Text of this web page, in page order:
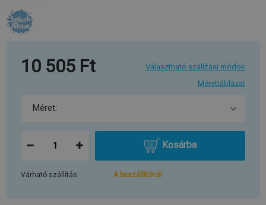
10 505 Ft
Választható szállítási módok
Mérettáblázat
Kosárba
Várható szállítás: A beszállítónál